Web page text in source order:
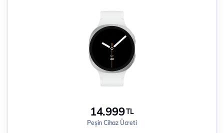
14.999TL
Peşin Cihaz Ücreti